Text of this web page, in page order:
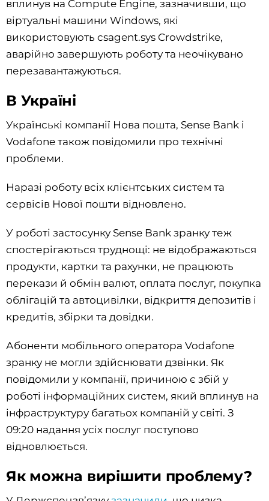
вплинув на Compute Engine, зазначивши, що
віртуальні машини Windows, які
використовують csagent.sys Crowdstrike,
аварійно завершують роботу та неочікувано
перезавантажуються.
В Україні
Українські компанії Нова пошта, Sense Bank і
Vodafone також повідомили про технічні
проблеми.
Наразі роботу всіх клієнтських систем та
сервісів Нової пошти відновлено.
У роботі застосунку Sense Bank зранку теж
спостерігаються труднощі: не відображаються
продукти, картки та рахунки, не працюють
перекази й обмін валют, оплата послуг, покупка
облігацій та автоцивілки, відкриття депозитів і
кредитів, збірки та довідки.
Абоненти мобільного оператора Vodafone
зранку не могли здійснювати дзвінки. Як
повідомили у компанії, причиною є збій у
роботі інформаційних систем, який вплинув на
інфраструктуру багатьох компаній у світі. З
09:20 надання усіх послуг поступово
відновлюється.
Як можна вирішити проблему?